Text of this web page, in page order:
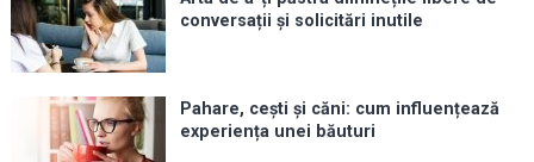
conversații și solicitări inutile
Pahare, cești și căni: cum influențează
experiența unei băuturi